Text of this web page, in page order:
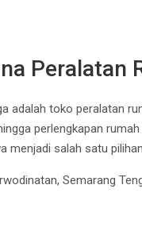
Peralatan
adalah toko peralatan
perlengkapan
menjadi salah satu
Semarang